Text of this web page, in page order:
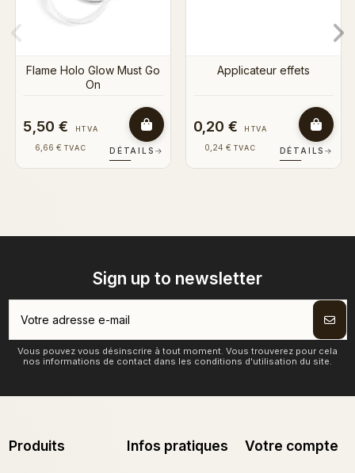
Applicateur effets
0,20 € HTVA
0,24 € TVAC DÉTAILS →
5,50 € HTVA
6,66 € TVAC DÉTAILS →
Sign up to newsletter
Vous pouvez vous désinscrire à tout moment. Vous trouverez pour cela
nos informations de contact dans les conditions d'utilisation du site.
Produits Infos pratiques Votre compte